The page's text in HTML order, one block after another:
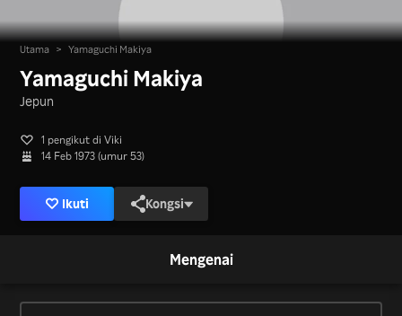
Utama > Yamaguchi Makiya
Yamaguchi Makiya
Jepun
1 pengikut di Viki
14 Feb 1973 (umur 53)
Ikuti Kongsi
Mengenai